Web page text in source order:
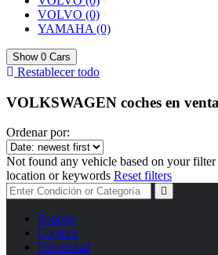
VOLVO (0)
YAMAHA (0)
Show 0 Cars
Restablecer todo
VOLKSWAGEN coches en venta
Ordenar por:
Not found any vehicle based on your filter
location or keywords Reset filters
Soporte
Cookies
Privacidad